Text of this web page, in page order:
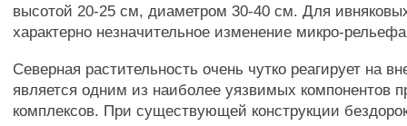
высотой 20-25 см, диаметром 30-40 см. Для
характерно незначительное изменение микро-
Северная растительность очень чутко реагирует на
является одним из наиболее уязвимых компонентов
комплексов. При существующей конструкции